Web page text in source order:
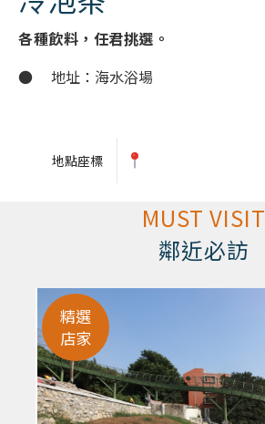
各種飲料，任君挑選。
● 地址：海水浴場
地點座標
MUST VISIT
鄰近必訪
精選
店家